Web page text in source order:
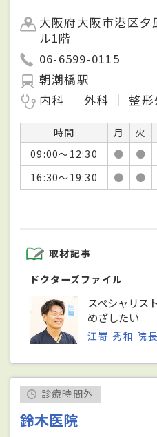
大阪府大阪市港区
ル1階
06-6599-0115
朝潮橋駅
内科
外科 整形
時間 月 火
09:00～12:30
● ●
16:30～19:30
● ●
取材記事
ドクターズファイル
スペシャリス
めざしたい
江嵜 秀和 院長
診療時間外
鈴木医院